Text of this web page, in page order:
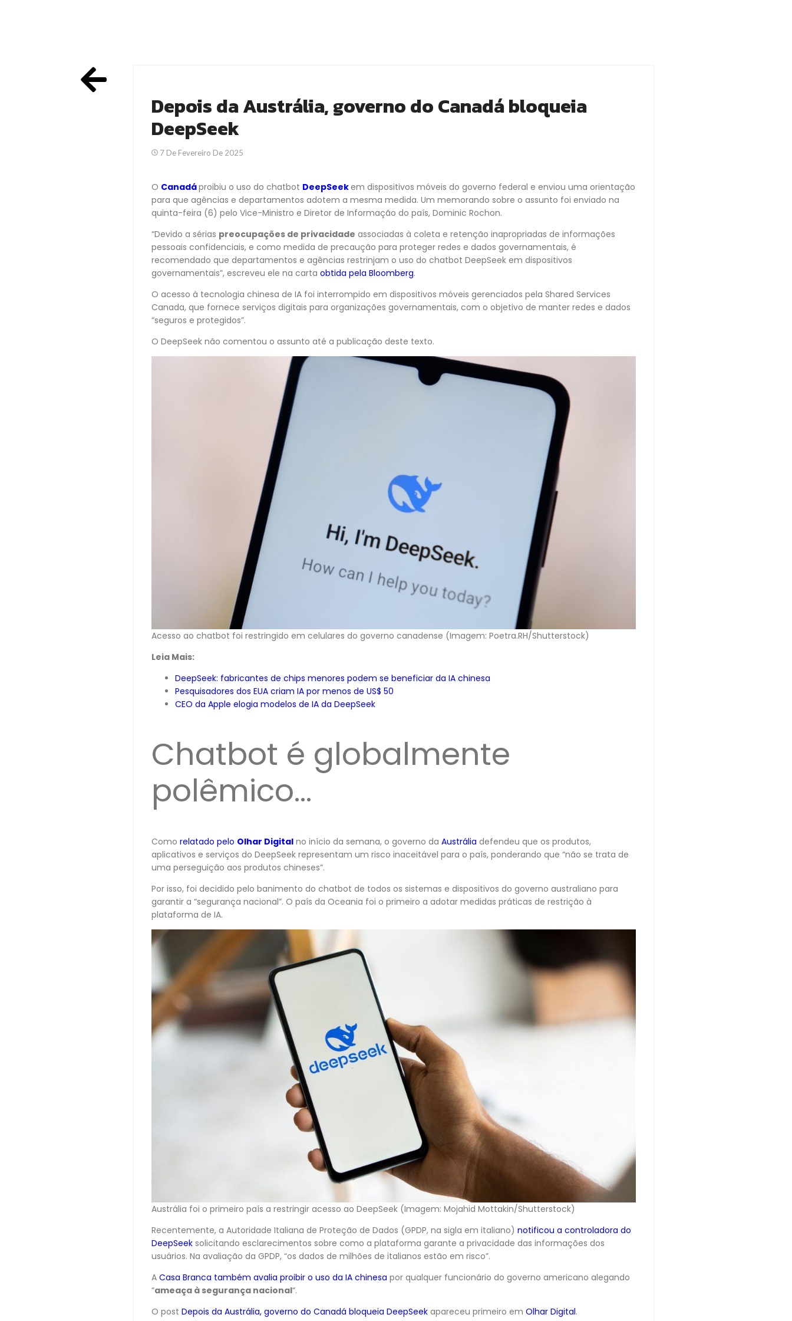
Depois da Austrália, governo do Canadá bloqueia
DeepSeek
7 De Fevereiro De 2025
O Canadáproibiu o uso do chatbot DeepSeekem dispositivos móveis do governo federal e enviou uma orientação
para que agências e departamentos adotem a mesma medida. Um memorando sobre o assunto foi enviado na
quinta-feira (6) pelo Vice-Ministro e Diretor de Informação do país, Dominic Rochon.
“Devido a sérias preocupações de privacidade associadas à coleta e retenção inapropriadas de informações
pessoais confidenciais, e como medida de precaução para proteger redes e dados governamentais, é
recomendado que departamentos e agências restrinjam o uso do chatbot DeepSeek em dispositivos
governamentais”, escreveu ele na carta obtida pela Bloomberg.
O acesso à tecnologia chinesa de IA foi interrompido em dispositivos móveis gerenciados pela Shared Services
Canada, que fornece serviços digitais para organizações governamentais, com o objetivo de manter redes e dados
“seguros e protegidos”.
O DeepSeek não comentou o assunto até a publicação deste texto.
Acesso ao chatbot foi restringido em celulares do governo canadense (Imagem: Poetra.RH/Shutterstock)
Leia Mais:
DeepSeek: fabricantes de chips menores podem se beneficiar da IA chinesa
Pesquisadores dos EUA criam IA por menos de US$ 50
CEO da Apple elogia modelos de IA da DeepSeek
Chatbot é globalmente
polêmico…
Como relatado pelo Olhar Digital no início da semana, o governo da Austrália defendeu que os produtos,
aplicativos e serviços do DeepSeek representam um risco inaceitável para o país, ponderando que “não se trata de
uma perseguição aos produtos chineses”.
Por isso, foi decidido pelo banimento do chatbot de todos os sistemas e dispositivos do governo australiano para
garantir a “segurança nacional”. O país da Oceania foi o primeiro a adotar medidas práticas de restrição à
plataforma de IA.
Austrália foi o primeiro país a restringir acesso ao DeepSeek (Imagem: Mojahid Mottakin/Shutterstock)
Recentemente, a Autoridade Italiana de Proteção de Dados (GPDP, na sigla em italiano) notificou a controladora do
DeepSeek solicitando esclarecimentos sobre como a plataforma garante a privacidade das informações dos
usuários. Na avaliação da GPDP, “os dados de milhões de italianos estão em risco”.
A Casa Branca também avalia proibir o uso da IA chinesa por qualquer funcionário do governo americano alegando
“ameaça à segurança nacional“.
O post Depois da Austrália, governo do Canadá bloqueia DeepSeek apareceu primeiro em Olhar Digital.